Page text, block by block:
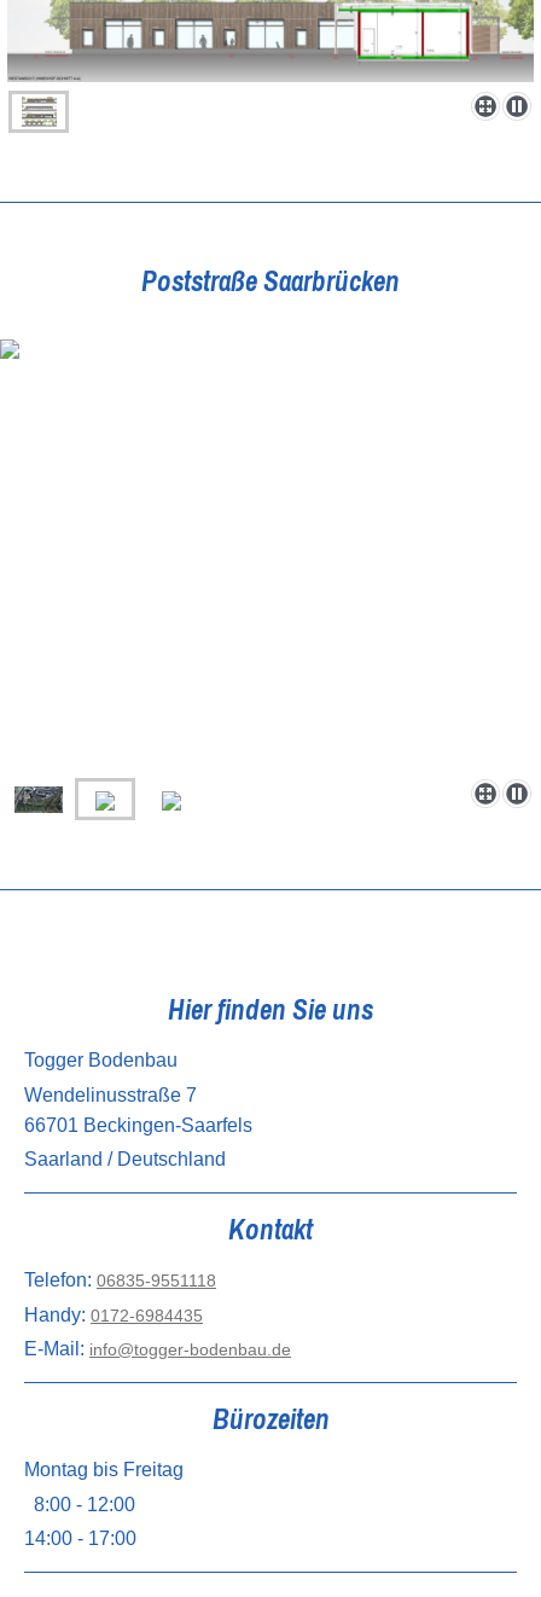
Poststraße Saarbrücken
Hier finden Sie uns
Togger Bodenbau
Wendelinusstraße 7
66701 Beckingen-Saarfels
Saarland / Deutschland
Kontakt
Telefon: 06835-9551118
Handy: 0172-6984435
E-Mail: info@togger-bodenbau.de
Bürozeiten
Montag bis Freitag
8:00 - 12:00
14:00 - 17:00